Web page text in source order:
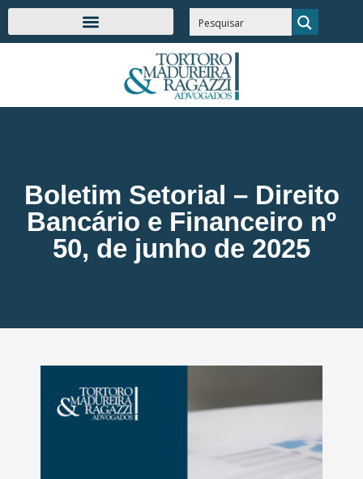
Boletim Setorial – Direito
Bancário e Financeiro nº
50, de junho de 2025